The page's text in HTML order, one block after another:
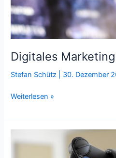
Digitales
Stefan Schütz 30. Dezember
Digitales
aus
PR-
Sicht
Weiterlesen »